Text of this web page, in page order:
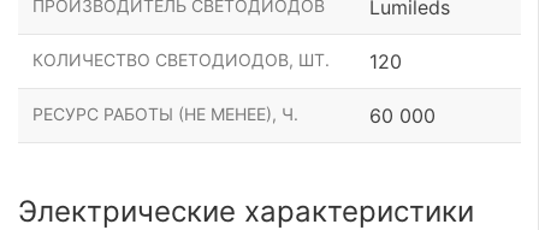
ПРОИЗВОДИТЕЛЬ СВЕТОДИОДОВ Lumileds
КОЛИЧЕСТВО СВЕТОДИОДОВ, ШТ. 120
РЕСУРС РАБОТЫ (НЕ МЕНЕЕ), Ч. 60 000
Электрические характеристики